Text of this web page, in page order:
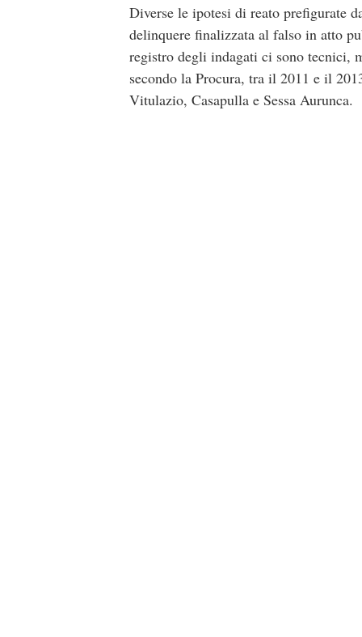
Diverse le ipotesi di reato prefigurate
delinquere finalizzata al falso in atto
registro degli indagati ci sono tecnici,
secondo la Procura, tra il 2011 e il
Vitulazio, Casapulla e Sessa Aurunca.